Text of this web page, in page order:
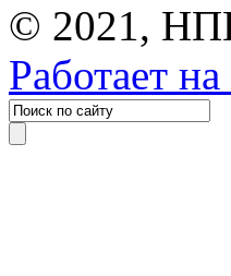
© 2021,
Работает